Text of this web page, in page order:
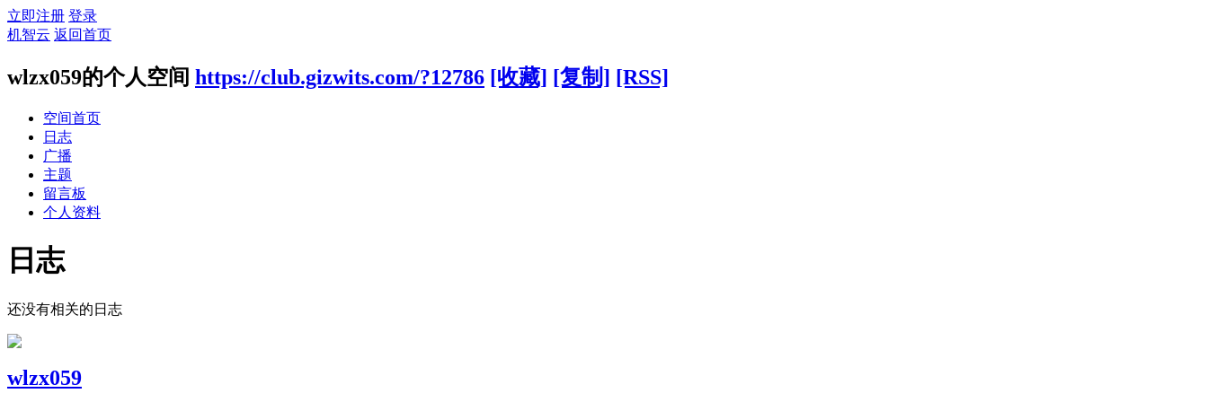
立即注册 登录
机智云 返回首页
wlzx059的个人空间 https://club.gizwits.com/?12786 [收藏] [复制] [RSS]
空间首页
日志
广播
主题
留言板
个人资料
日志
还没有相关的日志
wlzx059